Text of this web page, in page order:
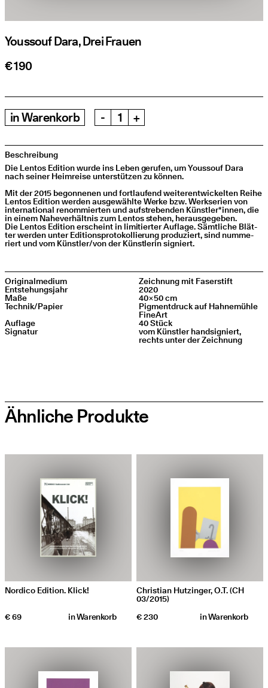
Youssouf Dara, Drei Frauen
€ 190
inWarenkorb - +
Beschreibung
Die Lentos Edi­ti­on wur­de ins Leben geru­fen, um Yous­souf Dara
nach sei­ner Heim­rei­se unter­stüt­zen zu können.
Mit der 2015 begon­ne­nen und fort­lau­fend wei­ter­ent­wi­ckel­ten Rei­he
Lentos Edi­ti­on wer­den aus­ge­wähl­te Wer­ke bzw. Werkse­ri­en von
inter­na­tio­nal renom­mier­ten und auf­stre­ben­den Künstler*innen, die
in einem Nahe­ver­hält­nis zum Lentos ste­hen, herausgegeben.
Die Lentos Edi­ti­on erscheint in limi­tier­ter Auf­la­ge. Sämt­li­che Blät­
ter wer­den unter Edi­ti­ons­pro­to­kol­lie­rung pro­du­ziert, sind num­me­
riert und vom Künstler/​von der Künst­le­rin signiert.
Ori­gi­nal­me­di­um Zeich­nung mit Faserstift
Ent­ste­hungs­jahr 2020
Maße 40×50 cm
Technik/​Papier Pig­ment­druck auf Hah­ne­müh­le
FineArt
Auf­la­ge 40 Stück
Signa­tur vom Künst­ler hand­si­gniert,
rechts unter der Zeichnung
Ähnliche Produkte
Nordico Edition. Klick!
€ 69 inWarenkorb
Christian Hutzinger, O.T. (CH
03/2015)
€ 230
inWarenkorb